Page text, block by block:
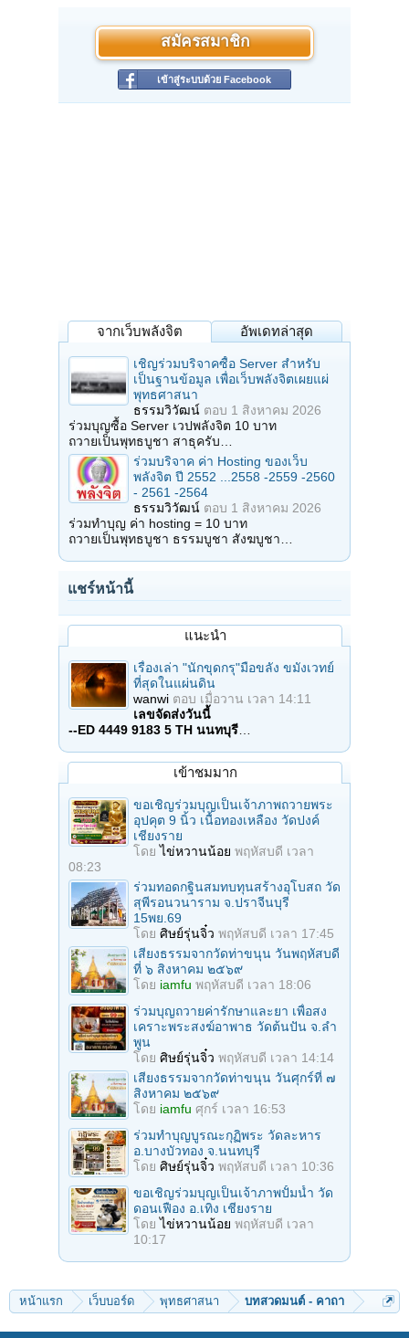
สมัครสมาชิก
เข้าสู่ระบบด้วย Facebook
จากเว็บพลังจิต อัพเดทล่าสุด
เชิญร่วมบริจาคซื้อ Server สำหรับ
เป็นฐานข้อมูล เพื่อเว็บพลังจิตเผยแผ่
พุทธศาสนา
ธรรมวิวัฒน์ ตอบ 1 สิงหาคม 2026
ร่วมบุญซื้อ Server เวปพลังจิต 10 บาท
ถวายเป็นพุทธบูชา สาธุครับ…
ร่วมบริจาค ค่า Hosting ของเว็บ
พลังจิต ปี 2552 ...2558 -2559 -2560
- 2561 -2564
ธรรมวิวัฒน์ ตอบ 1 สิงหาคม 2026
ร่วมทำบุญ ค่า hosting = 10 บาท
ถวายเป็นพุทธบูชา ธรรมบูชา สังฆบูชา…
แชร์หน้านี้
แนะนำ
เรื่องเล่า "นักขุดกรุ"มือขลัง ขมังเวทย์
ที่สุดในแผ่นดิน
wanwi ตอบ เมื่อวาน เวลา 14:11
เลขจัดส่งวันนี้
--ED 4449 9183 5 TH นนทบุรี
เข้าชมมาก
ขอเชิญร่วมบุญเป็นเจ้าภาพถวายพระ
อุปคุต 9 นิ้ว เนื้อทองเหลือง วัดปงค์
เชียงราย
โดยไข่หวานน้อย พฤหัสบดี เวลา
08:23
ร่วมทอดกฐินสมทบทุนสร้างอุโบสถ วัด
สุพีรอนวนาราม จ.ปราจีนบุรี
15พย.69
โดย ศิษย์รุ่นจิ๋ว พฤหัสบดี เวลา 17:45
เสียงธรรมจากวัดท่าขนุน วันพฤหัสบดี
ที่ ๖ สิงหาคม ๒๕๖๙
โดย iamfu พฤหัสบดี เวลา 18:06
ร่วมบุญถวายค่ารักษาและยา เพื่อสง
เคราะพระสงฆ์อาพาธ วัดต้นปัน จ.ลํา
พูน
โดย ศิษย์รุ่นจิ๋ว พฤหัสบดี เวลา 14:14
เสียงธรรมจากวัดท่าขนุน วันศุกร์ที่ ๗
สิงหาคม ๒๕๖๙
โดย iamfu ศุกร์ เวลา 16:53
ร่วมทําบุญบูรณะกุฏิพระ วัดละหาร
อ.บางบัวทอง จ.นนทบุรี
โดย ศิษย์รุ่นจิ๋ว พฤหัสบดี เวลา 10:36
ขอเชิญร่วมบุญเป็นเจ้าภาพปั้มน้ำ วัด
ดอนเฟือง อ.เทิง เชียงราย
โดยไข่หวานน้อย พฤหัสบดี เวลา
10:17
หน้าแรก เว็บบอร์ด พุทธศาสนา บทสวดมนต์ - คาถา